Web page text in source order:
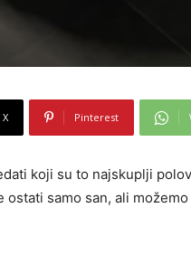
X Pinterest
koji su to najskuplji
ostati samo san, ali